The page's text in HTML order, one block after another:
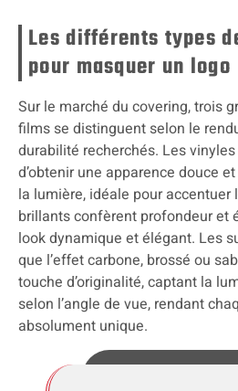
Les différents types
pour masquer un logo
Sur le marché du covering, trois
films se distinguent selon le
durabilité recherchés. Les
d’obtenir une apparence douce
la lumière, idéale pour
brillants confèrent profondeur et
look dynamique et élégant. Les
que l’effet carbone, brossé ou
touche d’originalité, captant la
selon l’angle de vue, rendant
absolument unique.